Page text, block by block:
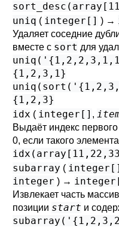
uniq ( integer[] ) →
Удаляет соседние
вместе с sort для
{1,2,3,1}
{1,2,3}
idx ( integer[] ,
Выдаёт индекс
0, если такого элемента
subarray ( integer[]
integer ) →
Извлекает часть
позиции start и